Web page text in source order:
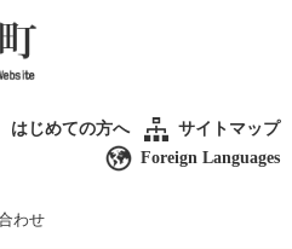
はじめての方へ
サイトマップ
Foreign Languages
わせ